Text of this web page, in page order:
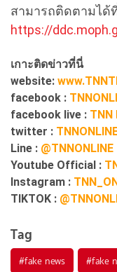
สามารถติดตามได้
https://
เกาะติดข่าวที่นี่
website:
facebook :
facebook live : TNN
twitter :
Line : @TNNONLINE
Youtube Official :
Instagram :
TIKTOK :
Tag
#fake news #fake